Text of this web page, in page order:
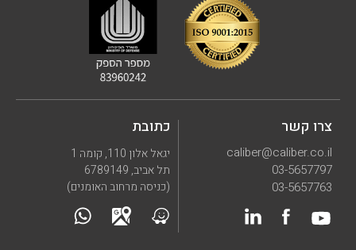
כתובת
יגאל אלון 110, קומה 1
תל אביב, 6789149
(כניסה מרחוב האומנים)
צרו קשר
caliber@caliber.co.il
03-5657797
03-5657763